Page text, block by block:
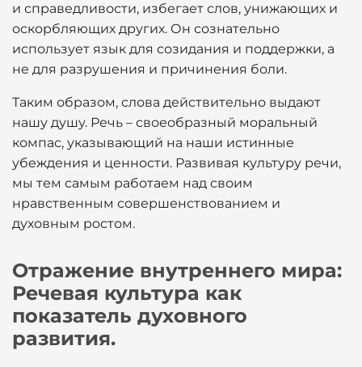
и справедливости, избегает слов, унижающих и
оскорбляющих других. Он сознательно
использует язык для созидания и поддержки, а
не для разрушения и причинения боли.
Таким образом, слова действительно выдают
нашу душу. Речь – своеобразный моральный
компас, указывающий на наши истинные
убеждения и ценности. Развивая культуру речи,
мы тем самым работаем над своим
нравственным совершенствованием и
духовным ростом.
Отражение внутреннего мира:
Речевая культура как
показатель духовного
развития.